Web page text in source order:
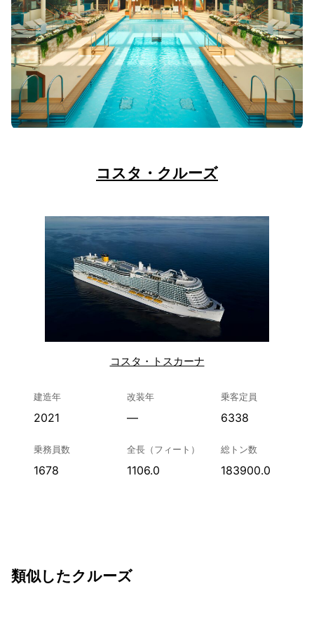
コスタ・クルーズ
コスタ・トスカーナ
建造年
2021
改装年
—
乗客定員
6338
乗務員数
1678
全長（フィート）
1106.0
総トン数
183900.0
類似したクルーズ